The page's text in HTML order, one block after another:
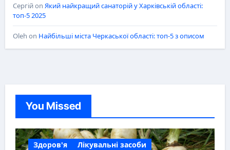
Сергійon Який найкращий санаторій у Харківській області:
топ-5 2025
Oleh on Найбільші міста Черкаської області: топ-5 з описом
You Missed
Здоров'я Лікувальні засоби